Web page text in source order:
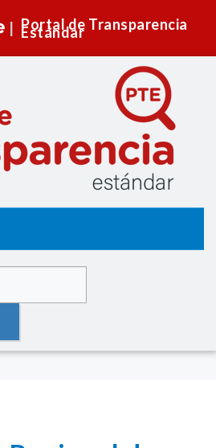
Portal de Transparencia
Estándar